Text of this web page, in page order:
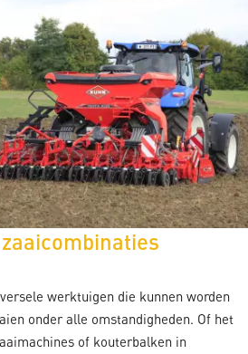
werktuigen die kunnen worden
onder alle omstandigheden. Of het
of kouterbalken in